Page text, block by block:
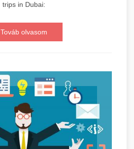
trips in Dubai:
Továb olvasom